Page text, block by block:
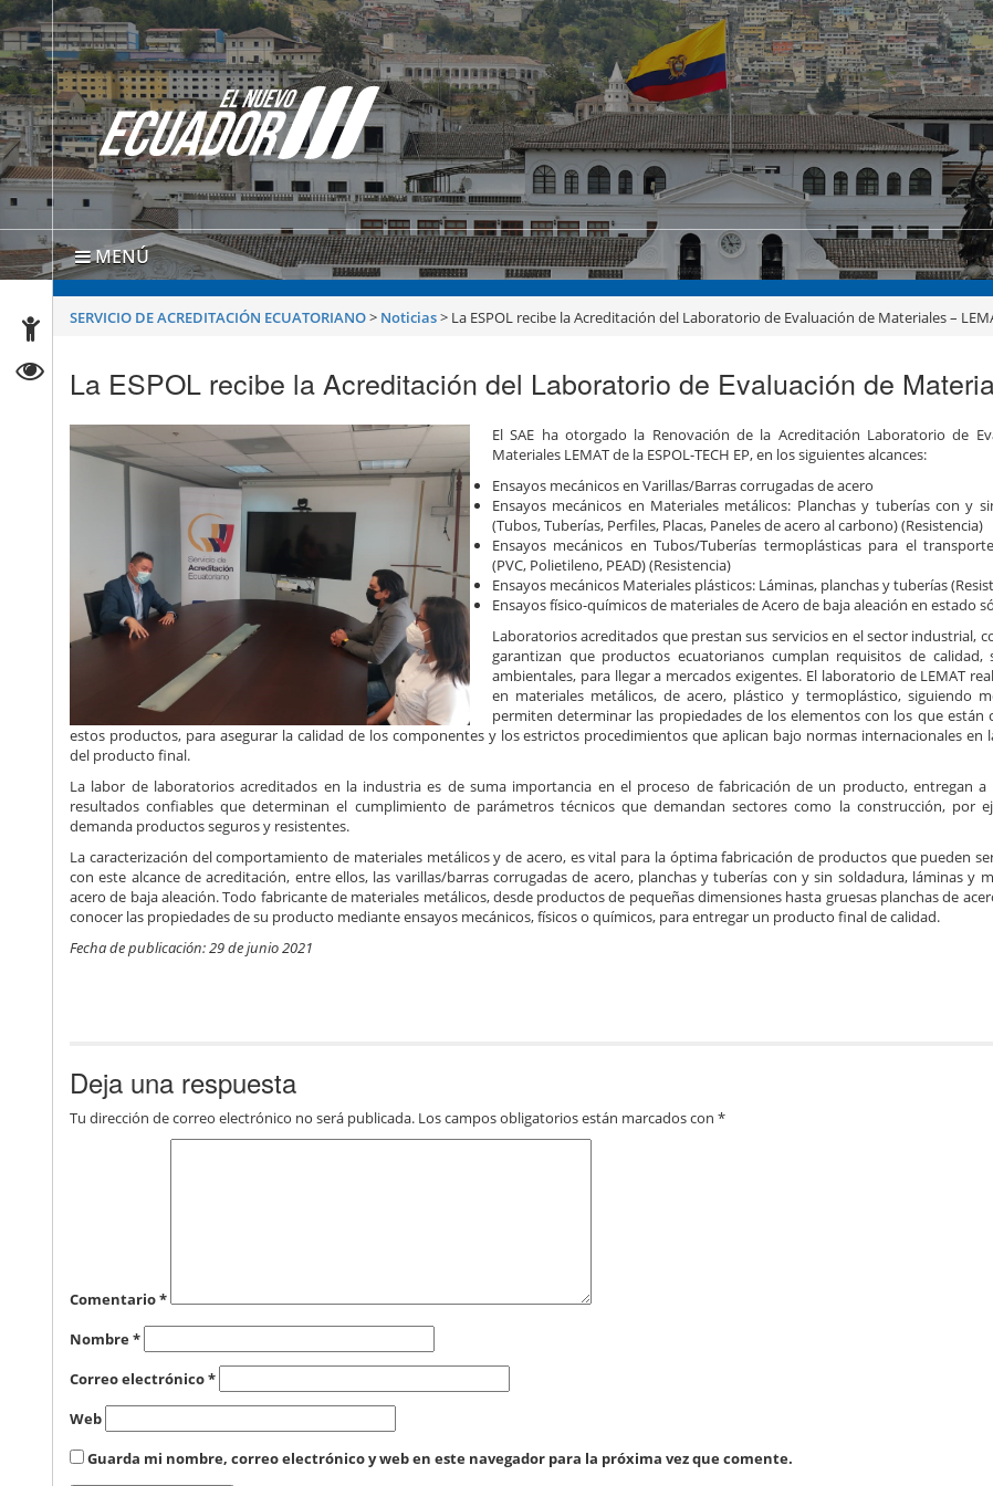
MENÚ
SERVICIO DE ACREDITACIÓN ECUATORIANO> Noticias> La ESPOL recibe la Acreditación del Laboratorio de Evaluación de Materiales –
La ESPOL recibe la Acreditación del Laboratorio de Evaluación de
El SAE ha otorgado la Renovación de la Acreditación Laboratorio de
Materiales LEMAT de la ESPOL-TECH EP, en los siguientes alcances:
Ensayos mecánicos en Varillas/Barras corrugadas de acero
Ensayos mecánicos en Materiales metálicos: Planchas y tuberías con y
(Tubos, Tuberías, Perfiles, Placas, Paneles de acero al carbono) (Resistencia)
Ensayos mecánicos en Tubos/Tuberías termoplásticas para el
(PVC, Polietileno, PEAD) (Resistencia)
Ensayos mecánicos Materiales plásticos: Láminas, planchas y tuberías
Ensayos físico-químicos de materiales de Acero de baja aleación en estado
Laboratorios acreditados que prestan sus servicios en el sector industrial,
garantizan que productos ecuatorianos cumplan requisitos de calidad,
ambientales, para llegar a mercados exigentes. El laboratorio de LEMAT
en materiales metálicos, de acero, plástico y termoplástico, siguiendo
permiten determinar las propiedades de los elementos con los que están
estos productos, para asegurar la calidad de los componentes y los estrictos procedimientos que aplican bajo normas internacionales en
del producto final.
La labor de laboratorios acreditados en la industria es de suma importancia en el proceso de fabricación de un producto, entregan a
resultados confiables que determinan el cumplimiento de parámetros técnicos que demandan sectores como la construcción, por
demanda productos seguros y resistentes.
La caracterización del comportamiento de materiales metálicos y de acero, es vital para la óptima fabricación de productos que pueden
con este alcance de acreditación, entre ellos, las varillas/barras corrugadas de acero, planchas y tuberías con y sin soldadura, láminas y
acero de baja aleación. Todo fabricante de materiales metálicos, desde productos de pequeñas dimensiones hasta gruesas planchas de
conocer las propiedades de su producto mediante ensayos mecánicos, físicos o químicos, para entregar un producto final de calidad.
Fecha de publicación: 29 de junio 2021
Deja una respuesta
Tu dirección de correo electrónico no será publicada. Los campos obligatorios están marcados con*
Comentario*
Nombre*
Correo electrónico*
Web
Guarda mi nombre, correo electrónico y web en este navegador para la próxima vez que comente.